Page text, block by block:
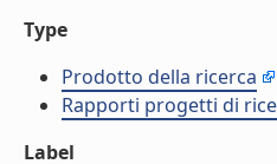
Type
Prodotto della ricerca
Rapporti progetti di
Label